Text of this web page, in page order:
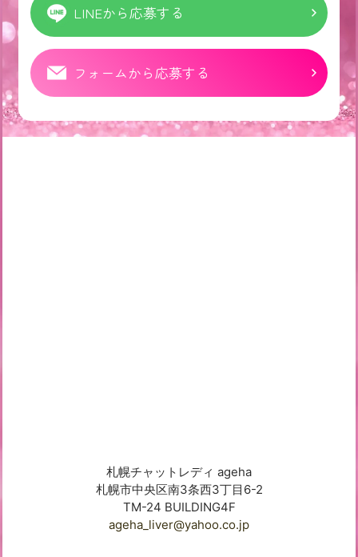
LINEから応募する
フォームから応募する
札幌チャットレディ ageha
札幌市中央区南3条西3丁目6-2
TM-24 BUILDING4F
ageha_liver@yahoo.co.jp